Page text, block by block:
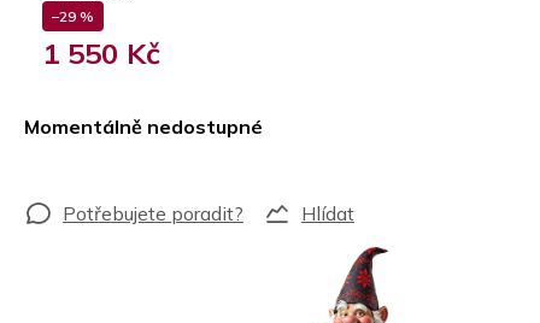
–29 %
1 550 Kč
Momentálně nedostupné
Hlídat